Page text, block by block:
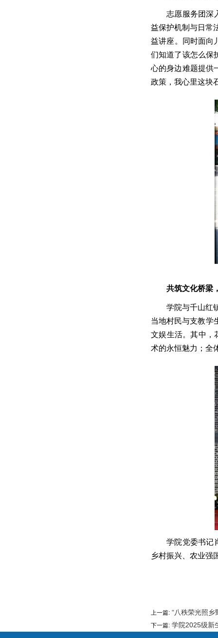
志愿服务团深
益保护机制与日常
益讲座。同时面向
们知道了该怎么保
心的身边难题提供
政策，我心里这块
共筑文化桥梁
学院与千山红
当地村民与支教学
文娱生活。其中，
术的永恒魅力；全
学院党委书记
乡村振兴、农业强
上一篇: “八秩荣光照乡
下一篇: 学院2025级新